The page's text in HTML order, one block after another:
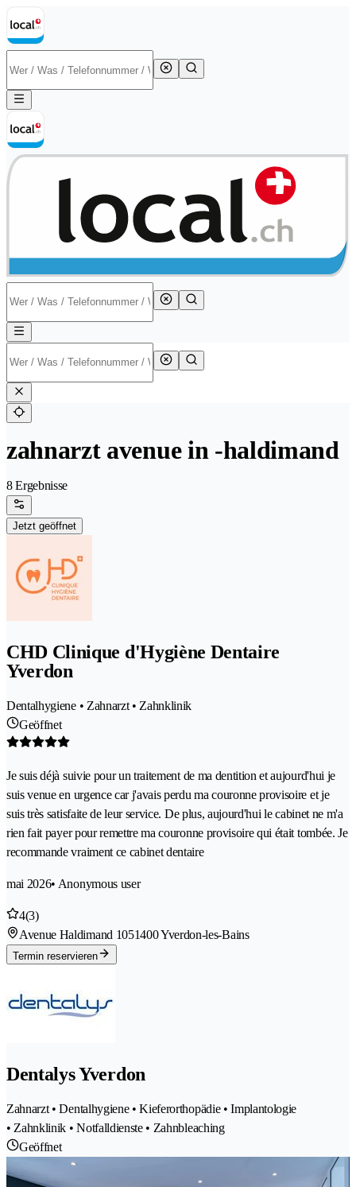
zahnarzt avenue in -haldimand
8 Ergebnisse
Jetzt geöffnet
CHD Clinique d'Hygiène Dentaire
Yverdon
Dentalhygiene • Zahnarzt • Zahnklinik
Geöffnet
Je suis déjà suivie pour un traitement de ma dentition et aujourd'hui je
suis venue en urgence car j'avais perdu ma couronne provisoire et je
suis très satisfaite de leur service. De plus, aujourd'hui le cabinet ne m'a
rien fait payer pour remettre ma couronne provisoire qui était tombée. Je
recommande vraiment ce cabinet dentaire
mai 2026• Anonymous user
4(3)
Avenue Haldimand 1051400 Yverdon-les-Bains
Termin reservieren
Dentalys Yverdon
Zahnarzt • Dentalhygiene • Kieferorthopädie • Implantologie
• Zahnklinik • Notfalldienste • Zahnbleaching
Geöffnet